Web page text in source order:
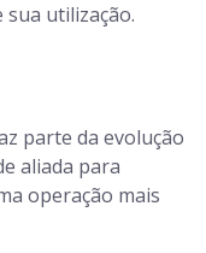
sua utilização.
parte da evolução
aliada para
operação mais